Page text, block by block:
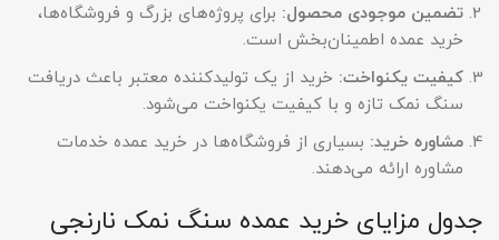
تضمین موجودی محصول: برای پروژه‌های بزرگ و فروشگاه‌ها،
خرید عمده اطمینان‌بخش است.
کیفیت یکنواخت: خرید از یک تولیدکننده معتبر باعث دریافت
سنگ نمک تازه و با کیفیت یکنواخت می‌شود.
مشاوره خرید: بسیاری از فروشگاه‌ها در خرید عمده خدمات
مشاوره ارائه می‌دهند.
جدول مزایای خرید عمده سنگ نمک نارنجی